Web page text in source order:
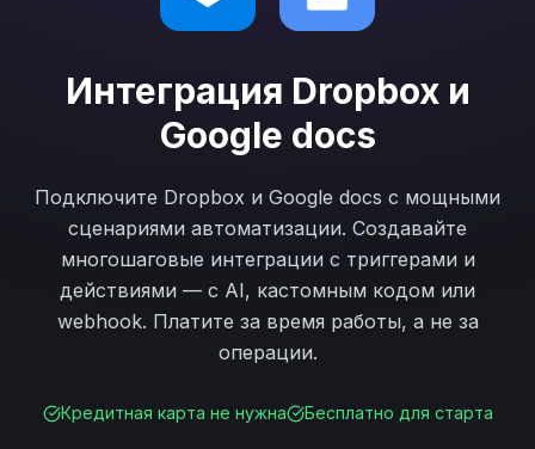
Интеграция Dropboxи
Google docs
Подключите Dropbox и Google docs с мощными
сценариями автоматизации. Создавайте
многошаговые интеграции с триггерами и
действиями — с AI, кастомным кодом или
webhook. Платите за время работы, а не за
операции.
Кредитная карта не нужна Бесплатно для старта